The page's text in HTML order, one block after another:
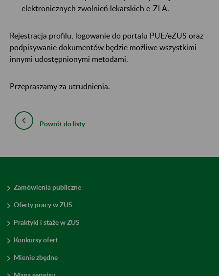
elektronicznych zwolnień lekarskich e-ZLA.
Rejestracja profilu, logowanie do portalu PUE/eZUS oraz
podpisywanie dokumentów będzie możliwe wszystkimi
innymi udostępnionymi metodami.
Przepraszamy za utrudnienia.
Powrót do listy
Zamówienia publiczne
Oferty pracy w ZUS
Praktyki i staże w ZUS
Konkursy ofert
Mienie zbędne